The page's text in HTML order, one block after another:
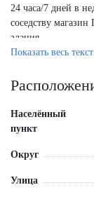
24 часа/7 дней в
соседству
здания.
увеличение).
Показать весь текст
Населённый
пункт
Округ
Улица